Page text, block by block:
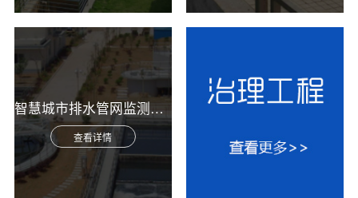
智慧城市排水管网监测综合解决方案
查看详情